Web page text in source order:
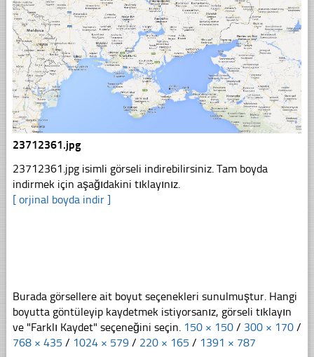
23712361.jpg
23712361.jpg isimli görseli indirebilirsiniz. Tam boyda
indirmek için aşağıdakini tıklayınız.
[ orjinal boyda indir ]
Burada görsellere ait boyut seçenekleri sunulmuştur. Hangi
boyutta göntüleyip kaydetmek istiyorsanız, görseli tıklayın
ve "Farklı Kaydet" seçeneğini seçin. 150 × 150 / 300 × 170 /
768 × 435 / 1024 × 579 / 220 × 165 / 1391 × 787